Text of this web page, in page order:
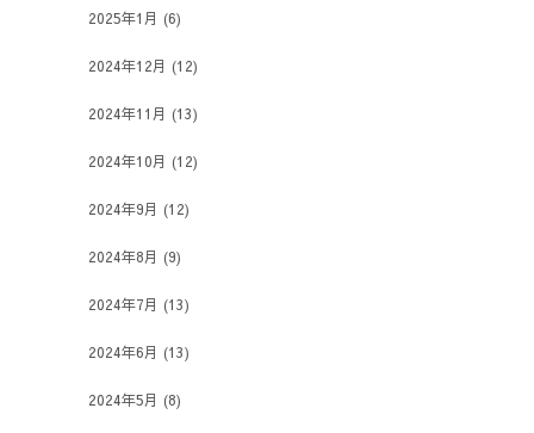
2025年1月 (6)
2024年12月 (12)
2024年11月 (13)
2024年10月 (12)
2024年9月 (12)
2024年8月 (9)
2024年7月 (13)
2024年6月 (13)
2024年5月 (8)